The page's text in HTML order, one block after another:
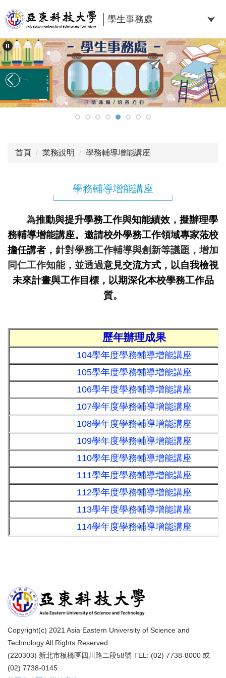
到
主
要
內
容
區
學生事務處
首頁 業務說明 學務輔導增能講座
學務輔導增能講座
為推動與提升學務工作與知能績效，擬辦理學
務輔導增能講座。邀請校外學務工作領域專家蒞校
擔任講者， 針對學務工作輔導與創新等議題，增加
同仁工作知能，並透過意見交流方式，以自我檢視
未來計畫與工作目標，以期深化本校學務工作品
質。
歷年辦理成果
104學年度學務輔導增能講座
105學年度學務輔導增能講座
106學年度學務輔導增能講座
107學年度學務輔導增能講座
108學年度學務輔導增能講座
109學年度學務輔導增能講座
110學年度學務輔導增能講座
111學年度學務輔導增能講座
112學年度學務輔導增能講座
113學年度學務輔導增能講座
114學年度學務輔導增能講座
Copyright(c) 2021 Asia Eastern University of Science and
Technology All Rights Reserved
(220303) 新北市板橋區四川路二段58號 TEL: (02) 7738-8000 或
(02) 7738-0145